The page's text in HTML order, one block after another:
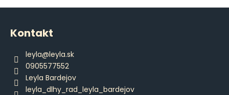
Z
Kontakt
leyla@leyla.sk
0905577552
Leyla Bardejov
leyla_dlhy_rad_leyla_bardejov